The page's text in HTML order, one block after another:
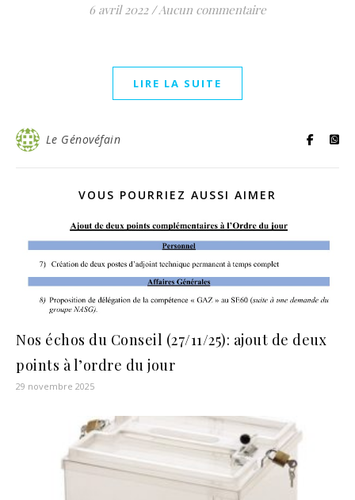
6 avril 2022 / Aucun commentaire
LIRE LA SUITE
Le Génovéfain
VOUS POURRIEZ AUSSI AIMER
Nos échos du Conseil (27/11/25): ajout de deux
points à l’ordre du jour
29 novembre 2025